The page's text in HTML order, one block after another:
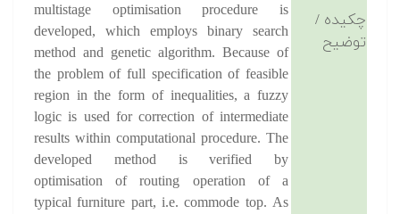
چکیده /
توضیح
multistage optimisation procedure is
developed, which employs binary search
method and genetic algorithm. Because of
the problem of full specification of feasible
region in the form of inequalities, a fuzzy
logic is used for correction of intermediate
results within computational procedure. The
developed method is verified by
optimisation of routing operation of a
typical furniture part, i.e. commode top. As